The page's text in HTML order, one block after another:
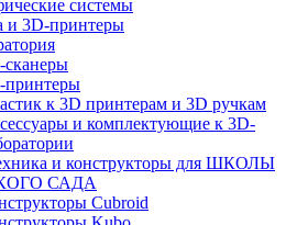
системы
и 3D-принтеры
сканеры
принтеры
к 3D принтерам и 3D ручкам
и комплектующие к 3D-
и конструкторы для ШКОЛЫ
САДА
Cubroid